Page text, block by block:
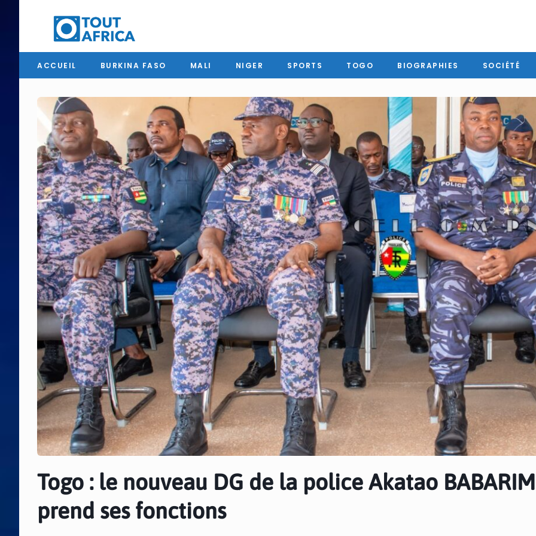
ACCUEIL BURKINA FASO MALI NIGER SPORTS TOGO BIOGRAPHIES SOCIÉTÉ
Togo : le nouveau DG de la police Akatao
prend ses fonctions